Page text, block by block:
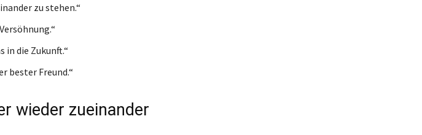
zu stehen.“
in die Zukunft.“
bester Freund.“
wieder zueinander